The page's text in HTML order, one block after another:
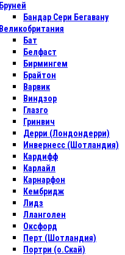
Бруней
Бандар Сери Бегавану
Великобритания
Бат
Белфаст
Бирмингем
Брайтон
Варвик
Виндзор
Глазго
Гринвич
Дерри (Лондондерри)
Инвернесс (Шотландия)
Кардифф
Карлайл
Карнарфон
Кембридж
Лидз
Лланголен
Оксфорд
Перт (Шотландия)
Портри (о.Скай)